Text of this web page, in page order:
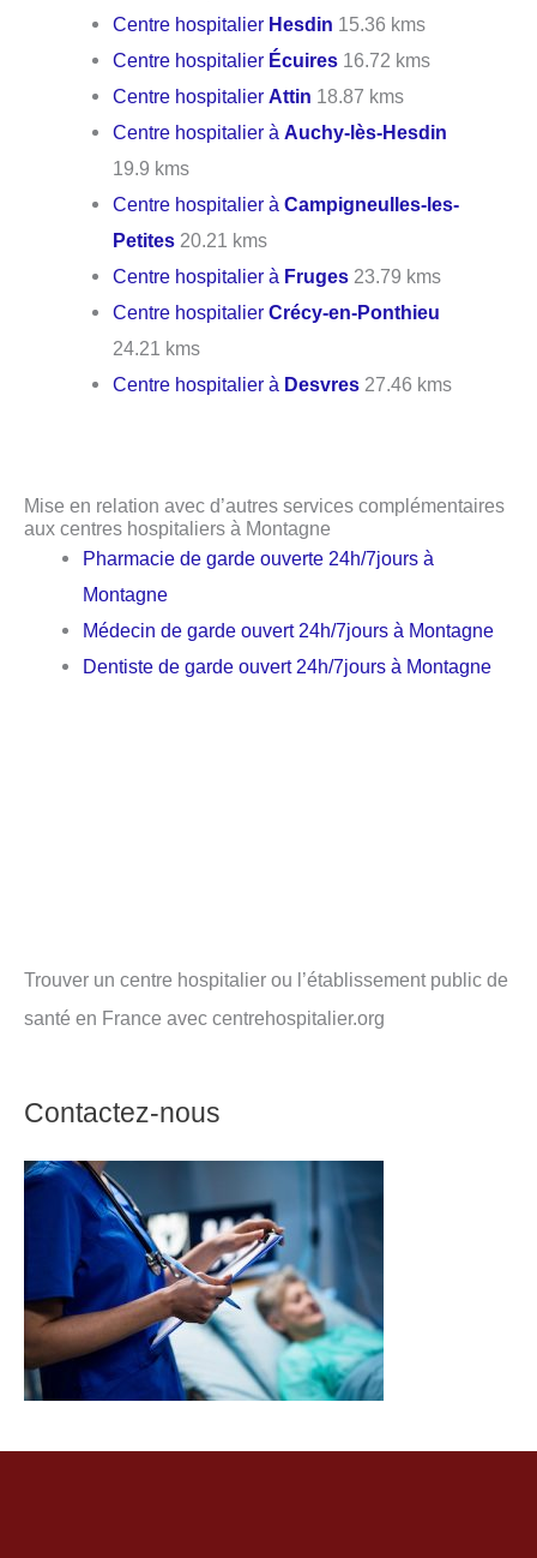
Centre hospitalier Hesdin 15.36 kms
Centre hospitalier Écuires 16.72 kms
Centre hospitalier Attin 18.87 kms
Centre hospitalier à Auchy-lès-Hesdin
19.9 kms
Centre hospitalier àCampigneulles-les-
Petites 20.21 kms
Centre hospitalier à Fruges 23.79 kms
Centre hospitalierCrécy-en-Ponthieu
24.21 kms
Centre hospitalier à Desvres 27.46 kms
Mise en relation avec d’autres services complémentaires
aux centres hospitaliers à Montagne
Pharmacie de garde ouverte 24h/7jours à
Montagne
Médecin de garde ouvert 24h/7jours à Montagne
Dentiste de garde ouvert 24h/7jours à Montagne
Trouver un centre hospitalier ou l’établissement public de
santé en France avec centrehospitalier.org
Contactez-nous